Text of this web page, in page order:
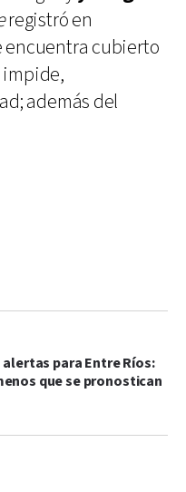
registró en
encuentra cubierto
impide,
además del
alertas para Entre Ríos:
que se pronostican